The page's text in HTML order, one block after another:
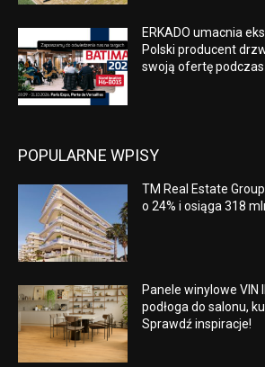
ERKADO umacnia
Polski producent
swoją ofertę
POPULARNE WPISY
TM Real Estate
o 24% i osiąga 318
Panele winylowe VIN
podłoga do salonu,
Sprawdź inspiracje!